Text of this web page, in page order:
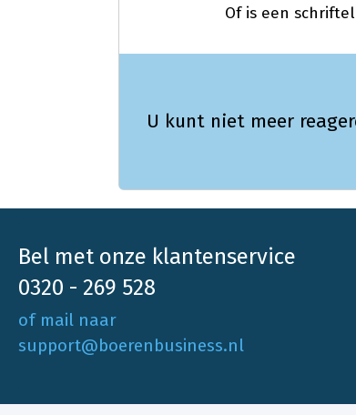
Of is een
U kunt niet meer
Bel met onze klantenservice
0320 - 269 528
of mail naar
support@boerenbusiness.nl